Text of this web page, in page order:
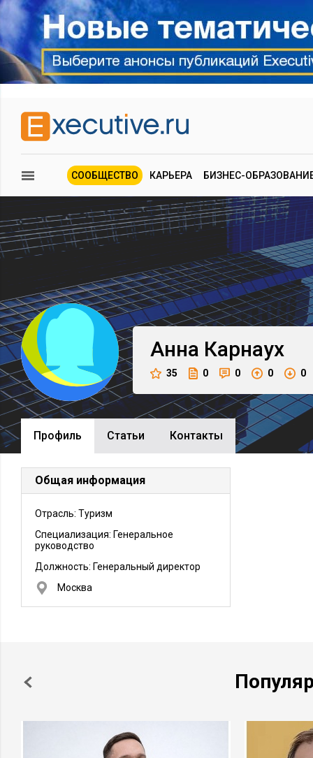
СООБЩЕСТВО КАРЬЕРА БИЗНЕС-
Анна Карнаух
35 0 0 0 0
Профиль Cтатьи Контакты
Общая информация
Отрасль: Туризм
Специализация: Генеральное
руководство
Должность: Генеральный директор
Москва